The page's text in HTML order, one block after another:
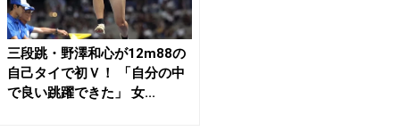
三段跳・野澤和心が12m88の
自己タイで初Ｖ！ 「自分の中
で良い跳躍できた」 女...